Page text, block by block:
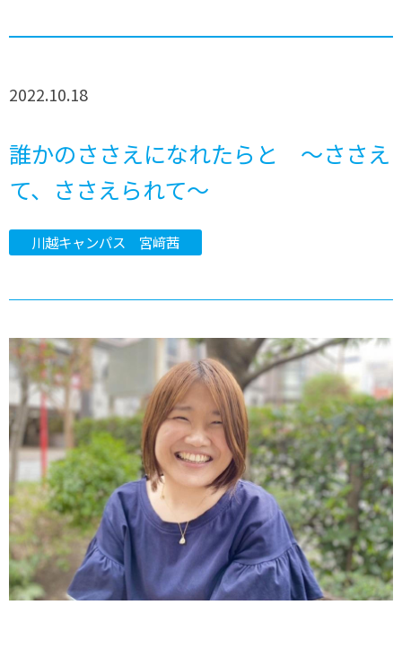
2022.10.18
誰かのささえになれたらと ～ささえ
て、ささえられて～
川越キャンパス 宮﨑茜